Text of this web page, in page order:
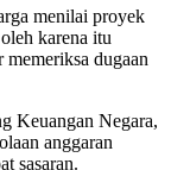
menilai proyek
karena itu
dugaan
Keuangan Negara,
anggaran
sasaran.